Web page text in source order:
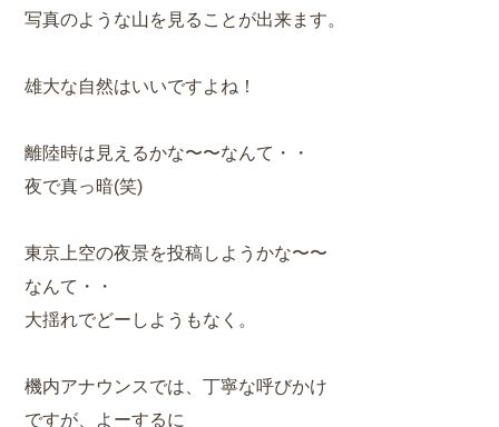
写真のような山を見ることが出来ます。
雄大な自然はいいですよね！
離陸時は見えるかな〜〜なんて・・
夜で真っ暗(笑)
東京上空の夜景を投稿しようかな〜〜
なんて・・
大揺れでどーしようもなく。
機内アナウンスでは、丁寧な呼びかけ
ですが、よーするに